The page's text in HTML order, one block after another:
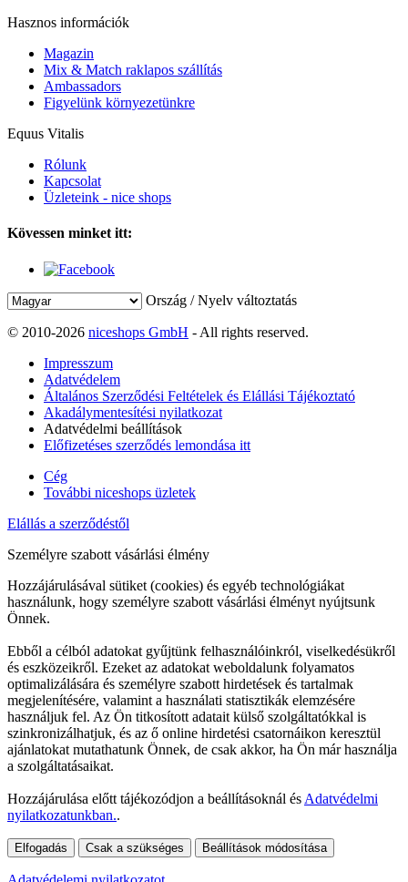
Hasznos információk
Magazin
Mix & Match raklapos szállítás
Ambassadors
Figyelünk környezetünkre
Equus Vitalis
Rólunk
Kapcsolat
Üzleteink - nice shops
Kövessen minket itt:
Ország / Nyelv változtatás
© 2010-2026 niceshops GmbH - All rights reserved.
Impresszum
Adatvédelem
Általános Szerződési Feltételek és Elállási Tájékoztató
Akadálymentesítési nyilatkozat
Adatvédelmi beállítások
Előfizetéses szerződés lemondása itt
Cég
További niceshops üzletek
Elállás a szerződéstől
Személyre szabott vásárlási élmény
Hozzájárulásával sütiket (cookies) és egyéb technológiákat
használunk, hogy személyre szabott vásárlási élményt nyújtsunk
Önnek.
Ebből a célból adatokat gyűjtünk felhasználóinkról, viselkedésükről
és eszközeikről. Ezeket az adatokat weboldalunk folyamatos
optimalizálására és személyre szabott hirdetések és tartalmak
megjelenítésére, valamint a használati statisztikák elemzésére
használjuk fel. Az Ön titkosított adatait külső szolgáltatókkal is
szinkronizálhatjuk, és az ő online hirdetési csatornáikon keresztül
ajánlatokat mutathatunk Önnek, de csak akkor, ha Ön már használja
a szolgáltatásaikat.
Hozzájárulása előtt tájékozódjon a beállításoknál és Adatvédelmi
nyilatkozatunkban..
Elfogadás Csak a szükséges Beállítások módosítása